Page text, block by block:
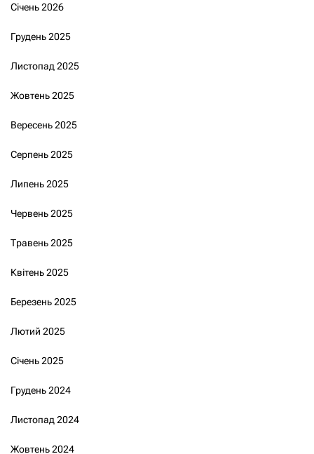
Січень 2026
Грудень 2025
Листопад 2025
Жовтень 2025
Вересень 2025
Серпень 2025
Липень 2025
Червень 2025
Травень 2025
Квітень 2025
Березень 2025
Лютий 2025
Січень 2025
Грудень 2024
Листопад 2024
Жовтень 2024